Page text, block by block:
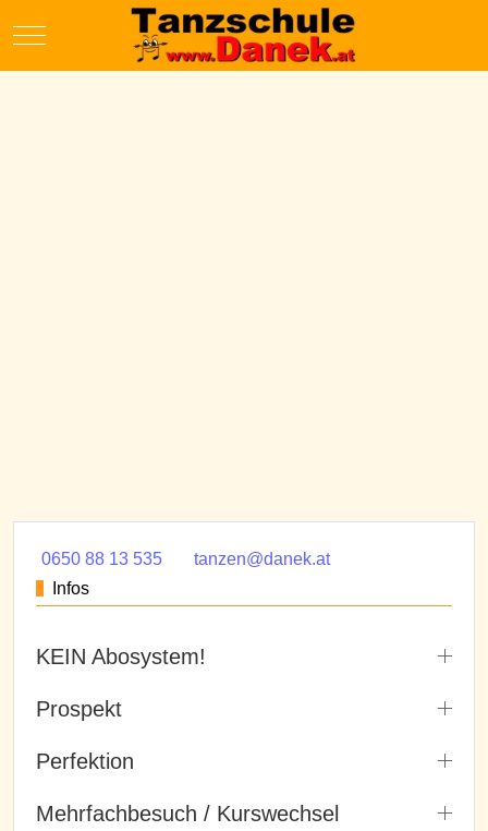
Mobile Menu Toggle
0650 88 13 535
tanzen@danek.at
Infos
KEIN Abosystem!
Prospekt
Perfektion
Mehrfachbesuch / Kurswechsel